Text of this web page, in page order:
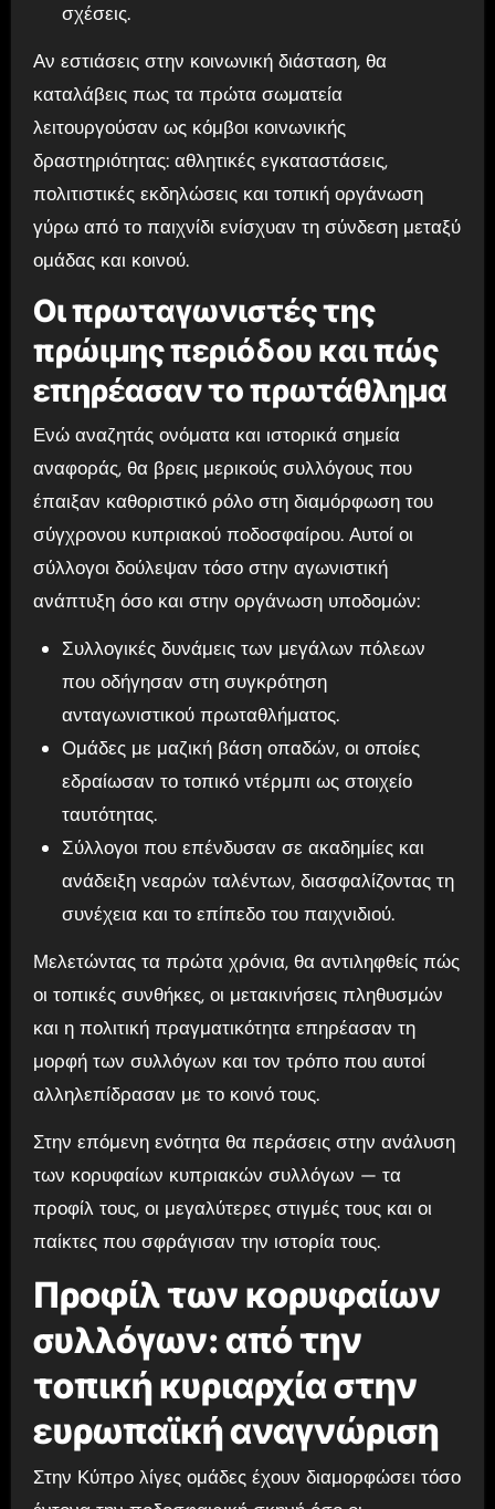
σχέσεις.
Αν εστιάσεις στην κοινωνική διάσταση, θα
καταλάβεις πως τα πρώτα σωματεία
λειτουργούσαν ως κόμβοι κοινωνικής
δραστηριότητας: αθλητικές εγκαταστάσεις,
πολιτιστικές εκδηλώσεις και τοπική οργάνωση
γύρω από το παιχνίδι ενίσχυαν τη σύνδεση μεταξύ
ομάδας και κοινού.
Οι πρωταγωνιστές της
πρώιμης περιόδου και πώς
επηρέασαν το πρωτάθλημα
Ενώ αναζητάς ονόματα και ιστορικά σημεία
αναφοράς, θα βρεις μερικούς συλλόγους που
έπαιξαν καθοριστικό ρόλο στη διαμόρφωση του
σύγχρονου κυπριακού ποδοσφαίρου. Αυτοί οι
σύλλογοι δούλεψαν τόσο στην αγωνιστική
ανάπτυξη όσο και στην οργάνωση υποδομών:
Συλλογικές δυνάμεις των μεγάλων πόλεων
που οδήγησαν στη συγκρότηση
ανταγωνιστικού πρωταθλήματος.
Ομάδες με μαζική βάση οπαδών, οι οποίες
εδραίωσαν το τοπικό ντέρμπι ως στοιχείο
ταυτότητας.
Σύλλογοι που επένδυσαν σε ακαδημίες και
ανάδειξη νεαρών ταλέντων, διασφαλίζοντας τη
συνέχεια και το επίπεδο του παιχνιδιού.
Μελετώντας τα πρώτα χρόνια, θα αντιληφθείς πώς
οι τοπικές συνθήκες, οι μετακινήσεις πληθυσμών
και η πολιτική πραγματικότητα επηρέασαν τη
μορφή των συλλόγων και τον τρόπο που αυτοί
αλληλεπίδρασαν με το κοινό τους.
Στην επόμενη ενότητα θα περάσεις στην ανάλυση
των κορυφαίων κυπριακών συλλόγων — τα
προφίλ τους, οι μεγαλύτερες στιγμές τους και οι
παίκτες που σφράγισαν την ιστορία τους.
Προφίλ των κορυφαίων
συλλόγων: από την
τοπική κυριαρχία στην
ευρωπαϊκή αναγνώριση
Στην Κύπρο λίγες ομάδες έχουν διαμορφώσει τόσο